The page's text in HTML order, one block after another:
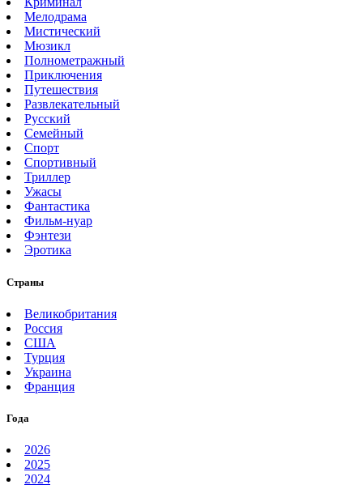
Мелодрама
Мистический
Мюзикл
Полнометражный
Приключения
Путешествия
Развлекательный
Русский
Семейный
Спорт
Спортивный
Триллер
Ужасы
Фантастика
Фильм-нуар
Фэнтези
Эротика
Страны
Великобритания
Россия
США
Турция
Украина
Франция
Года
2026
2025
2024